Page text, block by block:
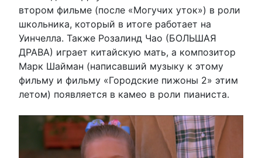
втором фильме (после «Могучих уток») в роли
школьника, который в итоге работает на
Уинчелла. Также Розалинд Чао (БОЛЬШАЯ
ДРАВА) играет китайскую мать, а композитор
Марк Шайман (написавший музыку к этому
фильму и фильму «Городские пижоны 2» этим
летом) появляется в камео в роли пианиста.